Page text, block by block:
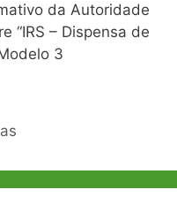
da Autoridade
“IRS – Dispensa de
3